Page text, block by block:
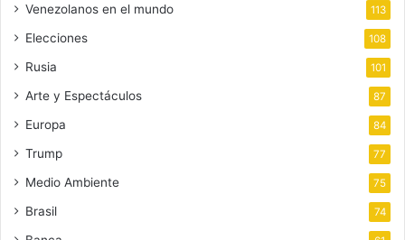
Venezolanos en el mundo 113
Elecciones 108
Rusia 101
Arte y Espectáculos 87
Europa 84
Trump 77
Medio Ambiente 75
Brasil 74